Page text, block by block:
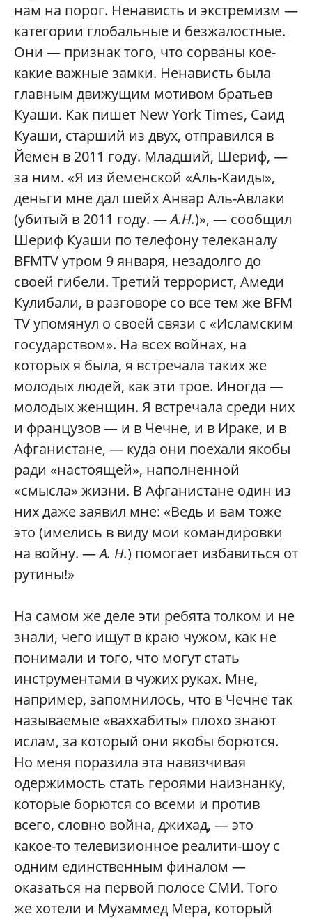
нам на порог. Ненависть и экстремизм —
категории глобальные и безжалостные.
Они — признак того, что сорваны кое-
какие важные замки. Ненависть была
главным движущим мотивом братьев
Куаши. Как пишет New York Times, Саид
Куаши, старший из двух, отправился в
Йемен в 2011 году. Младший, Шериф, —
за ним. «Я из йеменской «Аль-Каиды»,
деньги мне дал шейх Анвар Аль-Авлаки
(убитый в 2011 году. —А.Н.)», — сообщил
Шериф Куаши по телефону телеканалу
BFMTV утром 9 января, незадолго до
своей гибели. Третий террорист, Амеди
Кулибали, в разговоре со все тем же BFM
TV упомянул о своей связи с «Исламским
государством». На всех войнах, на
которых я была, я встречала таких же
молодых людей, как эти трое. Иногда —
молодых женщин. Я встречала среди них
и французов — и в Чечне, и в Ираке, и в
Афганистане, — куда они поехали якобы
ради «настоящей», наполненной
«смысла» жизни. В Афганистане один из
них даже заявил мне: «Ведь и вам тоже
это (имелись в виду мои командировки
на войну. —А. Н.) помогает избавиться от
рутины!»
На самом же деле эти ребята толком и не
знали, чего ищут в краю чужом, как не
понимали и того, что могут стать
инструментами в чужих руках. Мне,
например, запомнилось, что в Чечне так
называемые «ваххабиты» плохо знают
ислам, за который они якобы борются.
Но меня поразила эта навязчивая
одержимость стать героями наизнанку,
которые борются со всеми и против
всего, словно война, джихад, — это
какое-то телевизионное реалити-шоу с
одним единственным финалом —
оказаться на первой полосе СМИ. Того
же хотели и Мухаммед Мера, который